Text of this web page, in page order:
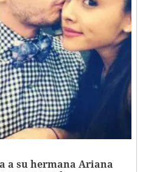
a su hermana Ariana